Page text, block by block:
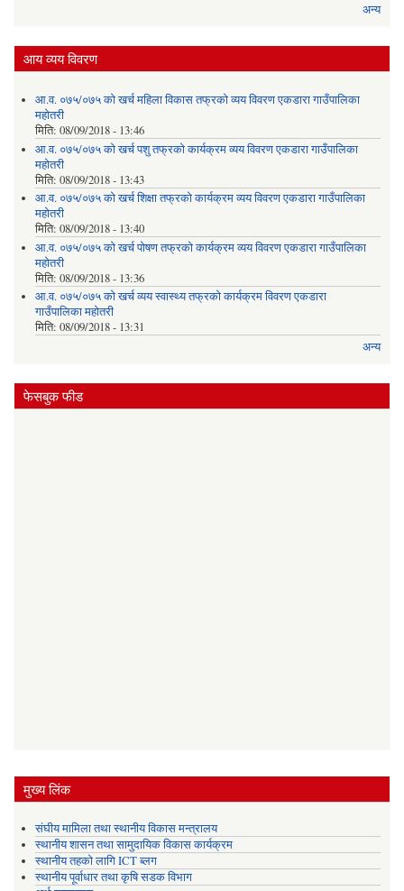
अन्य
आय व्यय विवरण
आ.व. ०७५/०७५ को खर्च महिला विकास तफ्रको व्यय विवरण एकडारा गाउँपालिका
महोतरी
मिति: 08/09/2018 - 13:46
आ.व. ०७५/०७५ को खर्च पशु तफ्रको कार्यक्रम व्यय विवरण एकडारा गाउँपालिका
महोतरी
मिति: 08/09/2018 - 13:43
आ.व. ०७५/०७५ को खर्च शिक्षा तफ्रको कार्यक्रम व्यय विवरण एकडारा गाउँपालिका
महोतरी
मिति: 08/09/2018 - 13:40
आ.व. ०७५/०७५ को खर्च पोषण तफ्रको कार्यक्रम व्यय विवरण एकडारा गाउँपालिका
महोतरी
मिति: 08/09/2018 - 13:36
आ.व. ०७५/०७५ को खर्च व्यय स्वास्थ्य तफ्रको कार्यक्रम विवरण एकडारा
गाउँपालिका महोतरी
मिति: 08/09/2018 - 13:31
अन्य
फेसबुक फीड
मुख्य लिंक
संघीय मामिला तथा स्थानीय विकास मन्त्रालय
स्थानीय शासन तथा सामुदायिक विकास कार्यक्रम
स्थानीय तहको लागि ICT ब्लग
स्थानीय पूर्वाधार तथा कृषि सडक विभाग